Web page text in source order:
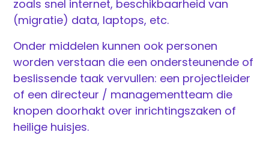
zoals snel internet, beschikbaarheid van
(migratie) data, laptops, etc.
Onder middelen kunnen ook personen
worden verstaan die een ondersteunende of
beslissende taak vervullen: een projectleider
of een directeur / managementteam die
knopen doorhakt over inrichtingszaken of
heilige huisjes.